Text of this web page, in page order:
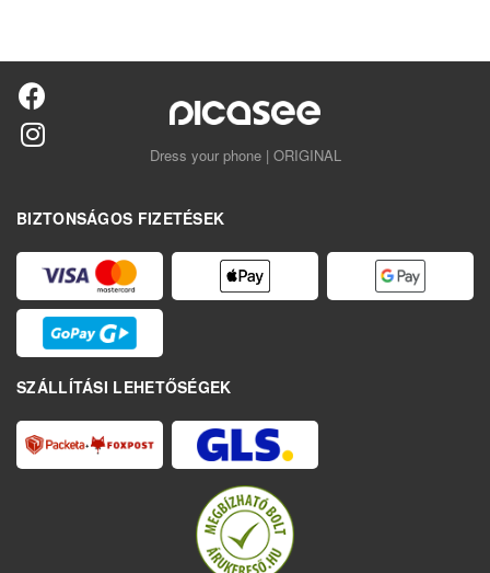
Dress your phone | ORIGINAL
BIZTONSÁGOS FIZETÉSEK
SZÁLLÍTÁSI LEHETŐSÉGEK